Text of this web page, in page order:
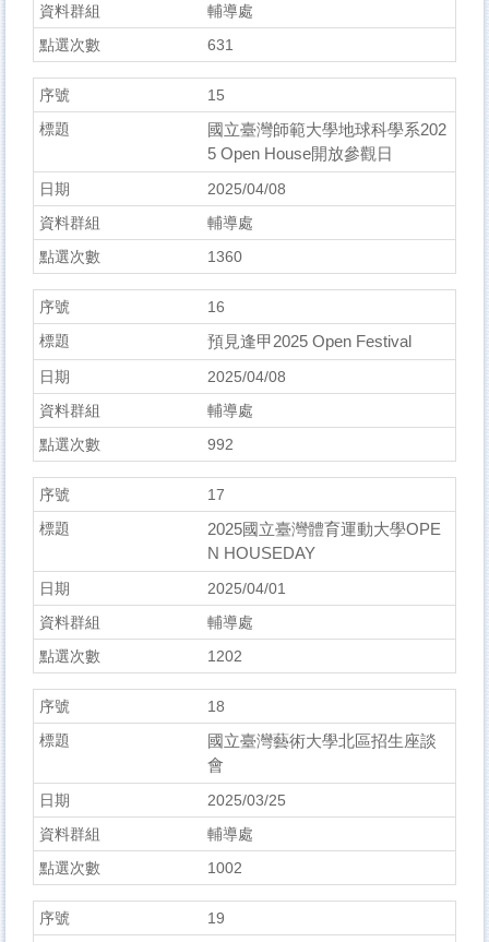
輔導處
631
15
國立臺灣師範大學地球科學系202
5 Open House開放參觀日
2025/04/08
輔導處
1360
16
預見逢甲2025 Open Festival
2025/04/08
輔導處
992
17
2025國立臺灣體育運動大學OPE
N HOUSEDAY
2025/04/01
輔導處
1202
18
國立臺灣藝術大學北區招生座談
會
2025/03/25
輔導處
1002
19